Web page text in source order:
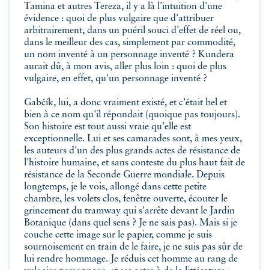
Tamina et autres Tereza, il y a là l'intuition d'une
évidence : quoi de plus vulgaire que d'attribuer
arbitrairement, dans un puéril souci d'effet de réel ou,
dans le meilleur des cas, simplement par commodité,
un nom inventé à un personnage inventé ? Kundera
aurait dû, à mon avis, aller plus loin : quoi de plus
vulgaire, en effet, qu'un personnage inventé ?
Gabčík, lui, a donc vraiment existé, et c'était bel et
bien à ce nom qu'il répondait (quoique pas toujours).
Son histoire est tout aussi vraie qu'elle est
exceptionnelle. Lui et ses camarades sont, à mes yeux,
les auteurs d'un des plus grands actes de résistance de
l'histoire humaine, et sans conteste du plus haut fait de
résistance de la Seconde Guerre mondiale. Depuis
longtemps, je le vois, allongé dans cette petite
chambre, les volets clos, fenêtre ouverte, écouter le
grincement du tramway qui s'arrête devant le Jardin
Botanique (dans quel sens ? Je ne sais pas). Mais si je
couche cette image sur le papier, comme je suis
sournoisement en train de le faire, je ne suis pas sûr de
lui rendre hommage. Je réduis cet homme au rang de